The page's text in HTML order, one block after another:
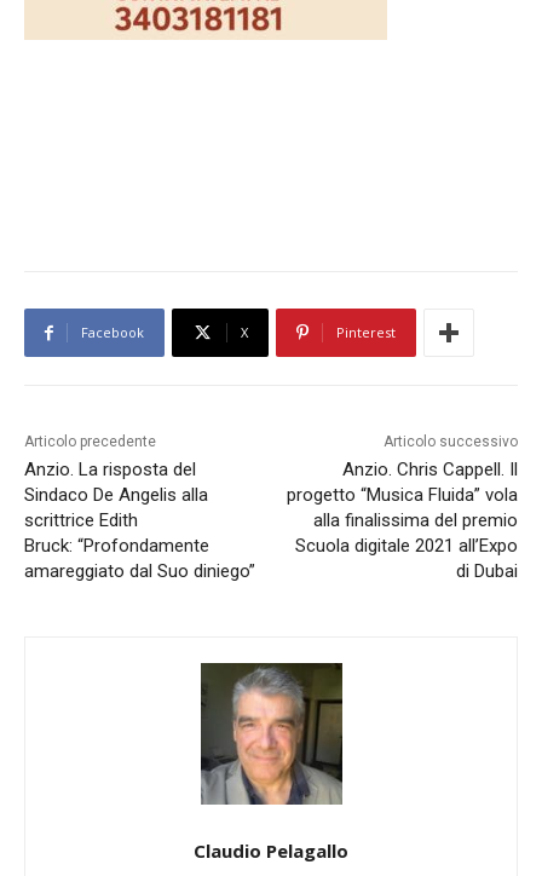
Facebook X Pinterest
Articolo precedente
Anzio. La risposta del
Sindaco De Angelis alla
scrittrice Edith
Bruck: “Profondamente
amareggiato dal Suo diniego”
Articolo successivo
Anzio. Chris Cappell. Il
progetto “Musica Fluida” vola
alla finalissima del premio
Scuola digitale 2021 all’Expo
di Dubai
Claudio Pelagallo